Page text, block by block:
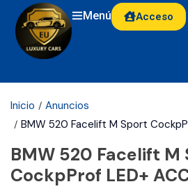
Menú Acceso
Inicio
Anuncios
BMW 520 Facelift M Sport
BMW 520 Facelift M
CockpProf LED+